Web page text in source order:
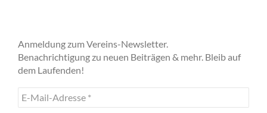
Anmeldung zum Vereins-Newsletter.
Benachrichtigung zu neuen Beiträgen & mehr. Bleib auf
dem Laufenden!
E-
Mail-